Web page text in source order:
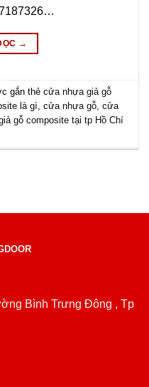
→
gắn thẻcửa nhựa giả gỗ
là gì ,cửa nhựa gỗ ,cửa
gỗ composite tại tp Hồ Chí
Bình Trưng Đông , Tp